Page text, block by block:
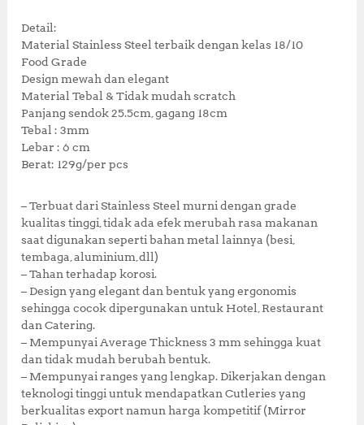
k
Detail:
Material Stainless Steel terbaik dengan kelas 18/10
Food Grade
Design mewah dan elegant
Material Tebal & Tidak mudah scratch
Panjang sendok 25.5cm, gagang 18cm
Tebal : 3mm
Lebar : 6 cm
Berat: 129g/per pcs
– Terbuat dari Stainless Steel murni dengan grade
kualitas tinggi, tidak ada efek merubah rasa makanan
saat digunakan seperti bahan metal lainnya (besi,
tembaga, aluminium,dll)​
– Tahan terhadap korosi.
– Design yang elegant dan bentuk yang ergonomis
sehingga cocok dipergunakan untuk Hotel, Restaurant
dan Catering.​
– Mempunyai Average Thickness 3 mm sehingga kuat
dan tidak mudah berubah bentuk.​
– Mempunyai ranges yang lengkap. Dikerjakan dengan
teknologi tinggi untuk mendapatkan Cutleries yang
berkualitas export namun harga kompetitif (Mirror